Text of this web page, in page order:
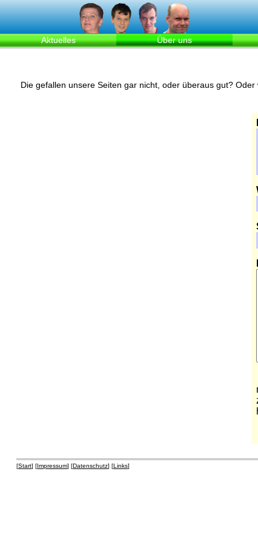
Aktuelles
Über uns
Die gefallen unsere Seiten gar nicht, oder überaus gut?
[Start] [Impressum] [Datenschutz] [Links]